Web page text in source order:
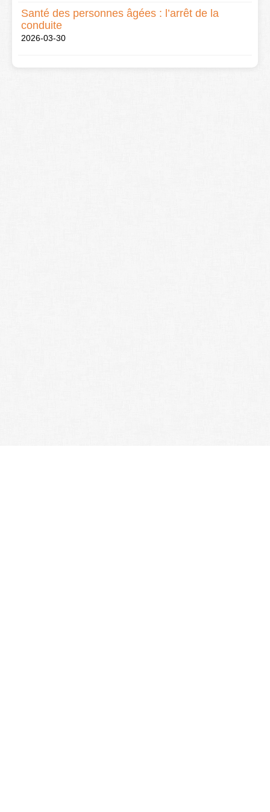
Santé des personnes âgées : l’arrêt de la
conduite
2026-03-30